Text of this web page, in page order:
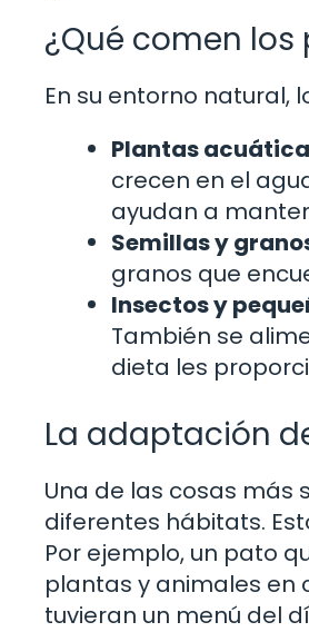
¿Qué comen
En su entorno natural,
Plantas
crecen en el
ayudan a
Semillas y
granos que
Insectos y
También se
dieta les
La adaptación
Una de las cosas
diferentes hábitats.
Por ejemplo, un pato
plantas y animales en
tuvieran un menú del